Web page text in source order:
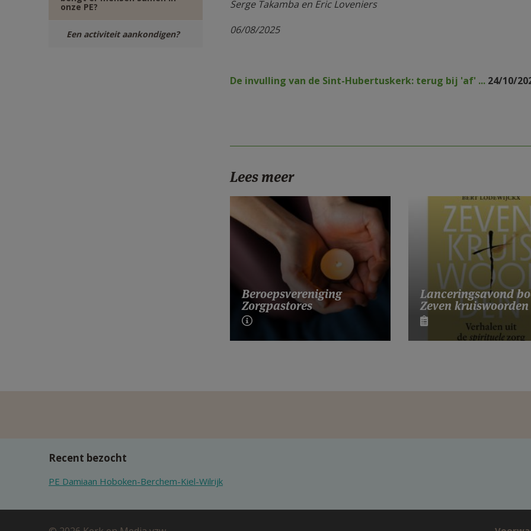
onze PE?
Een activiteit aankondigen?
Serge Takamba en Eric Loveniers
06/08/2025
De invulling van de Sint-Hubertuskerk: terug bij 'af' ... 24/10/
Lees meer
Beroepsvereniging
Zorgpastores
Lanceringsavond
Zeven kruiswoorden
Recent bezocht
PE Damiaan Hoboken-Berchem-Kiel-Wilrijk